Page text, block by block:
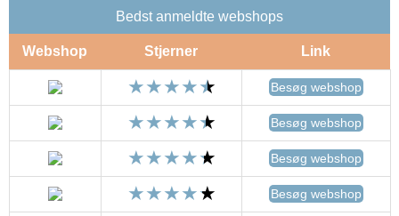
Bedst anmeldte webshops
Webshop Stjerner Link
Besøg webshop
Besøg webshop
Besøg webshop
Besøg webshop